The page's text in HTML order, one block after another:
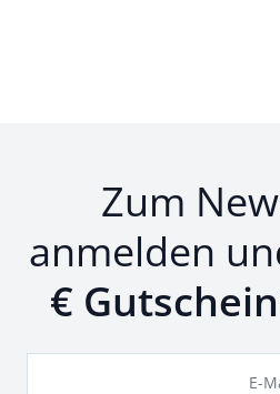
Zum
anmelden
€ Gutschein
E-